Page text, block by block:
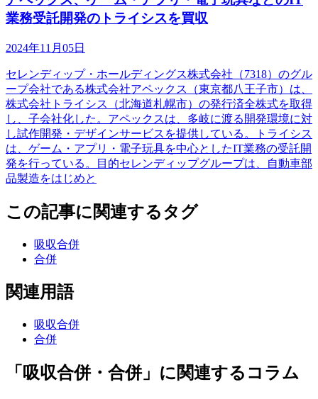
業務受託開発のトライシスを買収
2024年11月05日
セレンディップ・ホールディングス株式会社（7318）のグル
ープ会社である株式会社アペックス（東京都八王子市）は、
株式会社トライシス（北海道札幌市）の発行済全株式を取得
し、子会社化した。アペックスは、多岐に渡る開発環境に対
し試作開発・デザインサービスを提供している。トライシス
は、ゲーム・アプリ・電子玩具を中心としたIT業務の受託開
発を行っている。目的セレンディップグループは、自動車部
品製造をはじめと
この記事に関連するタグ
吸収合併
合併
関連用語
吸収合併
合併
「吸収合併・合併」に関連するコラム